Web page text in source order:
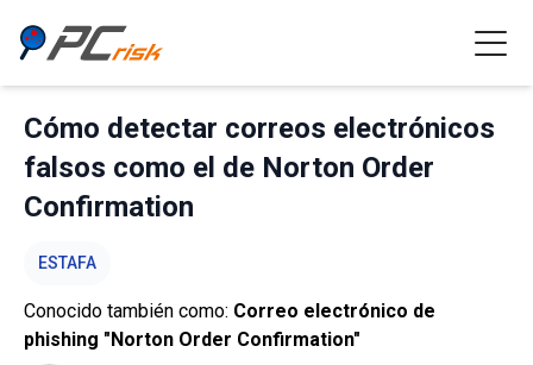
Cómo detectar correos electrónicos
falsos como el de Norton Order
Confirmation
ESTAFA
Conocido también como: Correo electrónico de
phishing "Norton Order Confirmation"